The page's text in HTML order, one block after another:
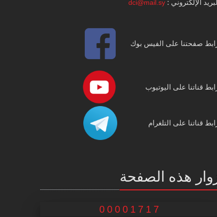
الإلكتروني : dci@mail.sy
صفحتنا على الفيس بوك
قناتنا على اليوتيوب
قناتنا على التلغرام
هذه الصفحة
00001717